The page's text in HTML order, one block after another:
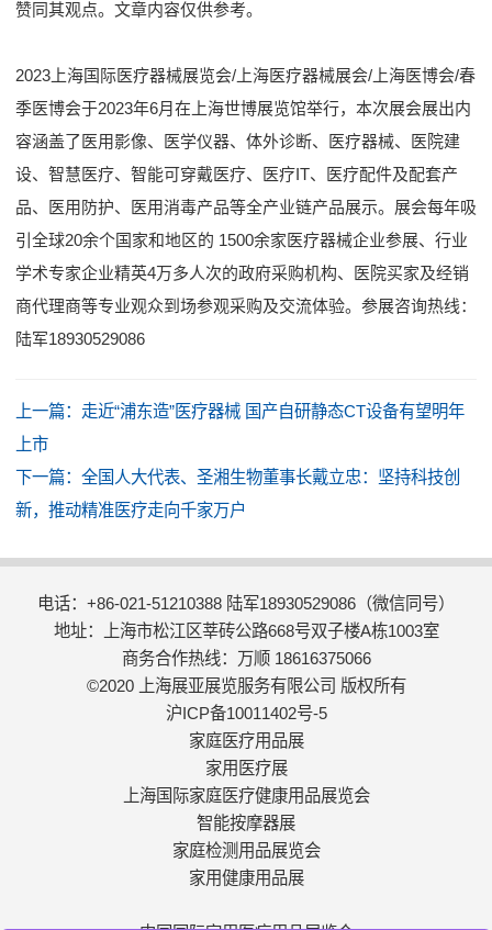
赞同其观点。文章内容仅供参考。
2023上海国际医疗器械展览会/ 上海医疗器械展会/ 上海医博会/春
季医博会于2023年6月在上海世博展览馆举行，本次展会展出内
容涵盖了医用影像、医学仪器、体外诊断、医疗器械、医院建
设、智慧医疗、智能可穿戴医疗、医疗IT、医疗配件及配套产
品、医用防护、医用消毒产品等全产业链产品展示。展会每年吸
引全球20余个国家和地区的 1500余家医疗器械企业参展、行业
学术专家企业精英4万多人次的政府采购机构、医院买家及经销
商代理商等专业观众到场参观采购及交流体验。参展咨询热线：
陆军18930529086
上一篇： 走近“浦东造”医疗器械 国产自研静态CT设备有望明年
上市
下一篇： 全国人大代表、圣湘生物董事长戴立忠：坚持科技创
新，推动精准医疗走向千家万户
电话：+86-021-51210388 陆军18930529086（微信同号）
地址：上海市松江区莘砖公路668号双子楼A栋1003室
商务合作热线：万顺 18616375066
©2020 上海展亚展览服务有限公司 版权所有
沪ICP备10011402号-5
家庭医疗用品展
家用医疗展
上海国际家庭医疗健康用品展览会
智能按摩器展
家庭检测用品展览会
家用健康用品展